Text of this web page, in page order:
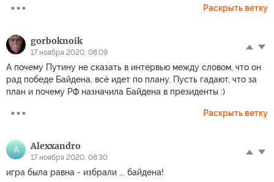
Раскрыть ветку
gorboknoik
17 ноября 2020, 08:09
А почему Путину не сказать в интервью между словом, что он
рад победе Байдена, всё идет по плану. Пусть гадают, что за
план и почему РФ назначила Байдена в президенты :)
Раскрыть ветку
A Alexxandro
17 ноября 2020, 08:30
игра была равна - избрали ... байдена!